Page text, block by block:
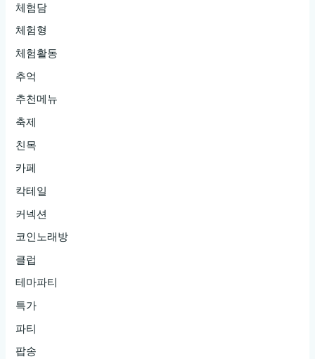
체험담
체험형
체험활동
추억
추천메뉴
축제
친목
카페
칵테일
커넥션
코인노래방
클럽
테마파티
특가
파티
팝송